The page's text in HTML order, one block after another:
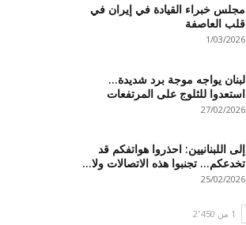
مجلس خبراء القيادة في إيران في
قلب العاصفة
1/03/2026
لبنان يواجه موجة برد شديدة…
استعدوا للثلوج على المرتفعات
27/02/2026
إلى اللبنانيين: احذروا هواتفكم قد
تخدعكم… تجنبوا هذه الاتصالات ولا…
25/02/2026
1 من 2٬450